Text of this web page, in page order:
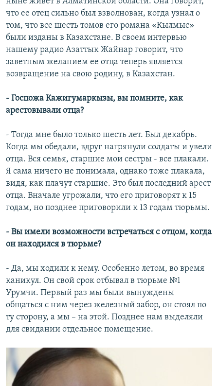
что ее отец сильно был взволнован, когда узнал о
том, что все шесть томов его романа «Кылмыс»
были изданы в Казахстане. В своем интервью
нашему радио Азаттык Жайнар говорит, что
заветным желанием ее отца теперь является
возвращение на свою родину, в Казахстан.
- Госпожа Кажигумаркызы, вы помните, как
арестовывали отца?
- Тогда мне было только шесть лет. Был декабрь.
Когда мы обедали, вдруг нагрянули солдаты и увели
отца. Вся семья, старшие мои сестры - все плакали.
Я сама ничего не понимала, однако тоже плакала,
видя, как плачут старшие. Это был последний арест
отца. Вначале угрожали, что его приговорят к 15
годам, но позднее приговорили к 13 годам тюрьмы.
- Вы имели возможности встречаться с отцом, когда
он находился в тюрьме?
- Да, мы ходили к нему. Особенно летом, во время
каникул. Он свой срок отбывал в тюрьме №1
Урумчи. Первый раз мы были вынуждены
общаться с ним через железный забор, он стоял по
ту сторону, а мы – на этой. Позднее нам выделяли
для свидании отдельное помещение.